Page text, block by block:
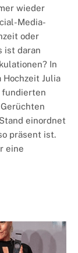
wieder
Media-
oder
ist daran
In
Julia
fundierten
einordnet
präsent ist.
eine